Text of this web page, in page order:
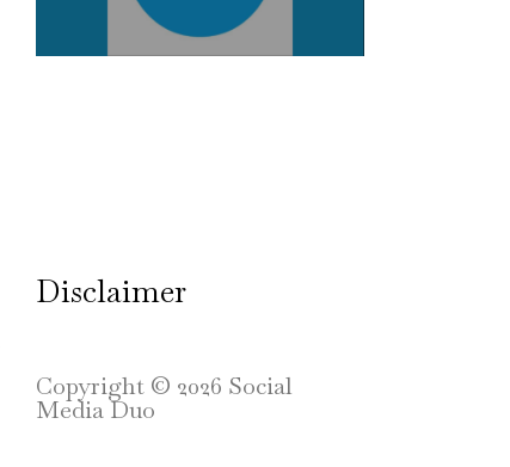
Disclaimer
Copyright © 2026 Social
Media Duo